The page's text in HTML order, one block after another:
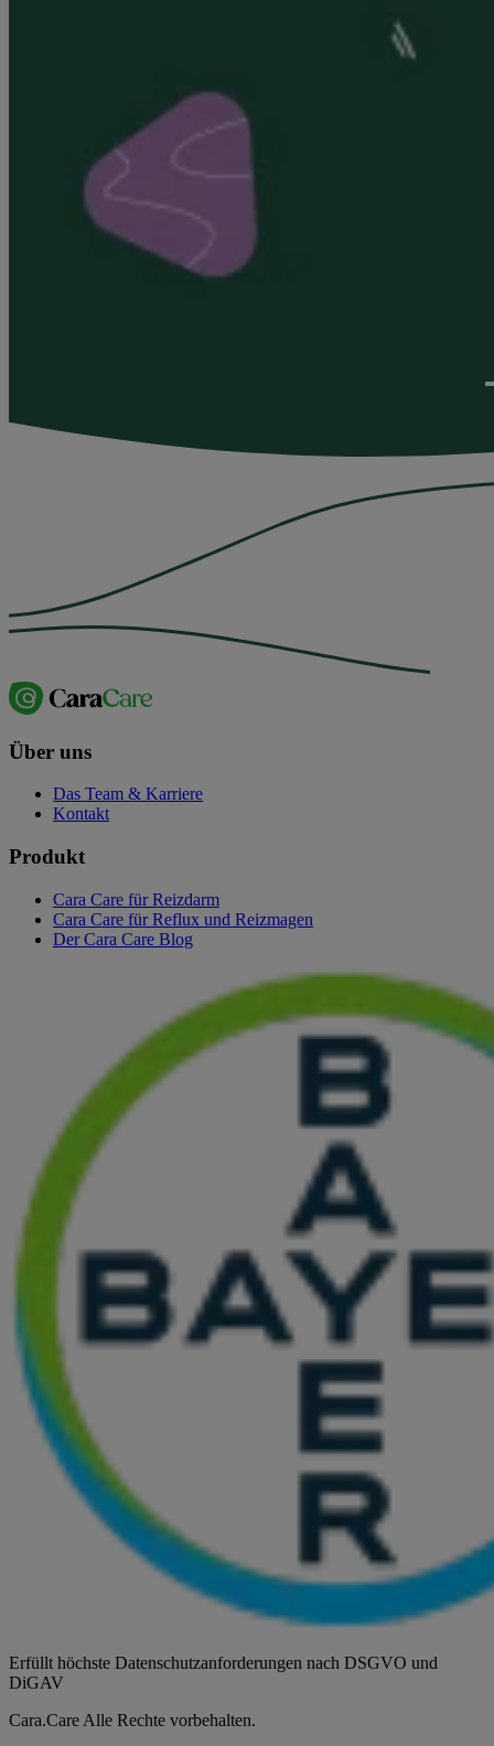
Über uns
Das Team & Karriere
Kontakt
Produkt
Cara Care für Reizdarm
Cara Care für Reflux und Reizmagen
Der Cara Care Blog
Erfüllt höchste Datenschutzanforderungen nach DSGVO und
DiGAV
Cara.Care Alle Rechte vorbehalten.